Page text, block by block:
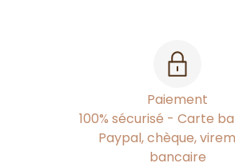
Paiement
100% sécurisé - Carte
Paypal, chèque,
bancaire